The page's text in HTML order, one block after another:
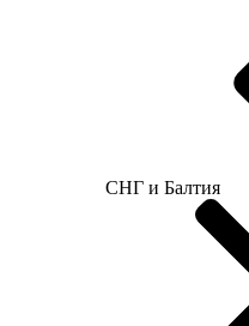
СНГ и Балтия